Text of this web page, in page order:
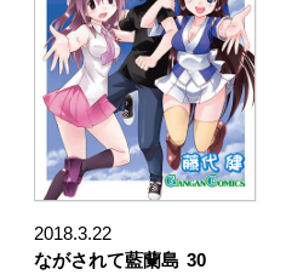
2018.3.22
ながされて藍蘭島 30